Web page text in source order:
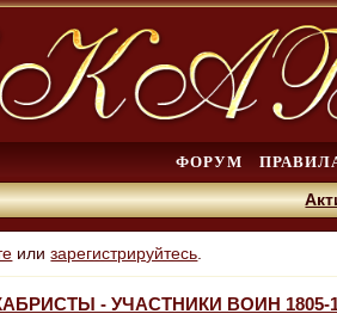
ФОРУМ
илизарегистрируйтесь
- УЧАСТНИКИ ВОИН 1805-